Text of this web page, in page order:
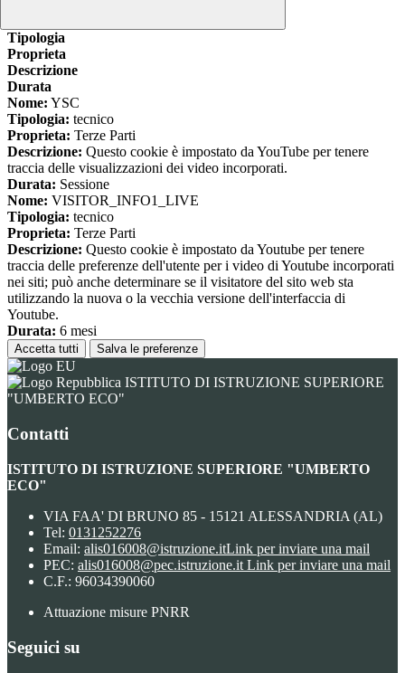
Tipologia
Proprieta
Descrizione
Durata
Nome: YSC
Tipologia: tecnico
Proprieta: Terze Parti
Descrizione: Questo cookie è impostato da YouTube per tenere
traccia delle visualizzazioni dei video incorporati.
Durata: Sessione
Nome: VISITOR_INFO1_LIVE
Tipologia: tecnico
Proprieta: Terze Parti
Descrizione: Questo cookie è impostato da Youtube per tenere
traccia delle preferenze dell'utente per i video di Youtube incorporati
nei siti; può anche determinare se il visitatore del sito web sta
utilizzando la nuova o la vecchia versione dell'interfaccia di
Youtube.
Durata: 6 mesi
Accetta tutti Salva le preferenze
ISTITUTO DI ISTRUZIONE SUPERIORE
"UMBERTO ECO"
Contatti
ISTITUTO DI ISTRUZIONE SUPERIORE "UMBERTO
ECO"
VIA FAA' DI BRUNO 85 - 15121 ALESSANDRIA (AL)
Tel: 0131252276
Email: alis016008@istruzione.itLink per inviare una mail
PEC: alis016008@pec.istruzione.it Link per inviare una mail
C.F.: 96034390060
Attuazione misure PNRR
Seguici su